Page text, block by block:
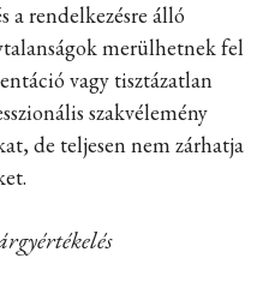
rendelkezésre álló
merülhetnek fel
vagy tisztázatlan
szakvélemény
de teljesen nem zárhatja